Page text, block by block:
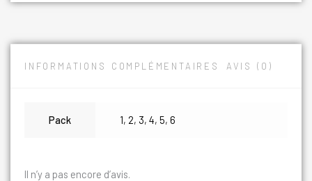
INFORMATIONS COMPLÉMENTAIRES AVIS (0)
Pack 1, 2, 3, 4, 5, 6
Il n’y a pas encore d’avis.